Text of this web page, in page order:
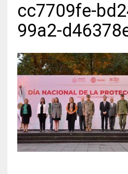
cc7709fe-
99a2-